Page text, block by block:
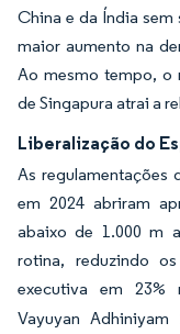
China e da Índia
maior aumento na
Ao mesmo tempo, o
de Singapura atrai a
Liberalização do
As regulamentações
em 2024 abriram
abaixo de 1.000 m
rotina, reduzindo
executiva em 23%
Vayuyan